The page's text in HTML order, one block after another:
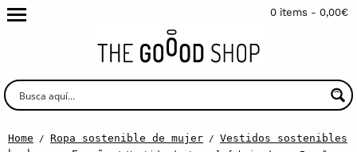
0 items - 0,00€
Home / Ropa sostenible de mujer / Vestidos sostenibles